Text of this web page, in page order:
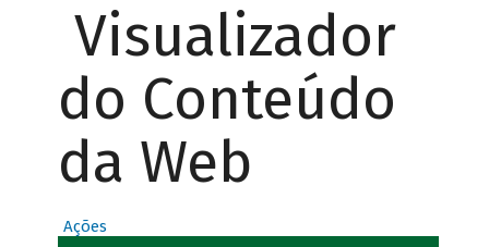
Visualizador
do Conteúdo
da Web
Ações